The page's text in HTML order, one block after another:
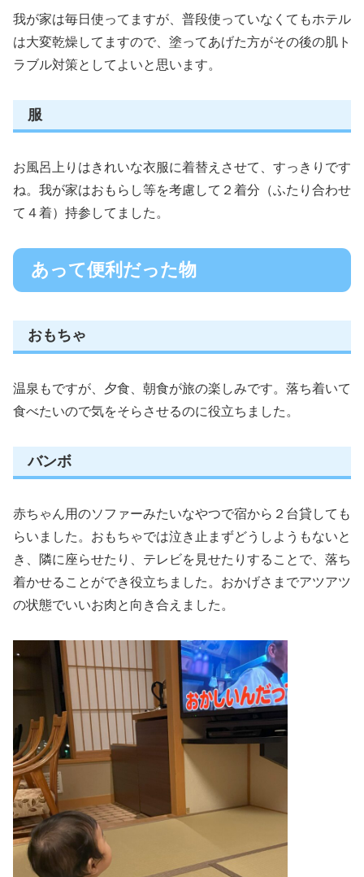
我が家は毎日使ってますが、普段使っていなくてもホテル
は大変乾燥してますので、塗ってあげた方がその後の肌ト
ラブル対策としてよいと思います。
服
お風呂上りはきれいな衣服に着替えさせて、すっきりです
ね。我が家はおもらし等を考慮して２着分（ふたり合わせ
て４着）持参してました。
あって便利だった物
おもちゃ
温泉もですが、夕食、朝食が旅の楽しみです。落ち着いて
食べたいので気をそらさせるのに役立ちました。
バンボ
赤ちゃん用のソファーみたいなやつで宿から２台貸しても
らいました。おもちゃでは泣き止まずどうしようもないと
き、隣に座らせたり、テレビを見せたりすることで、落ち
着かせることができ役立ちました。おかげさまでアツアツ
の状態でいいお肉と向き合えました。